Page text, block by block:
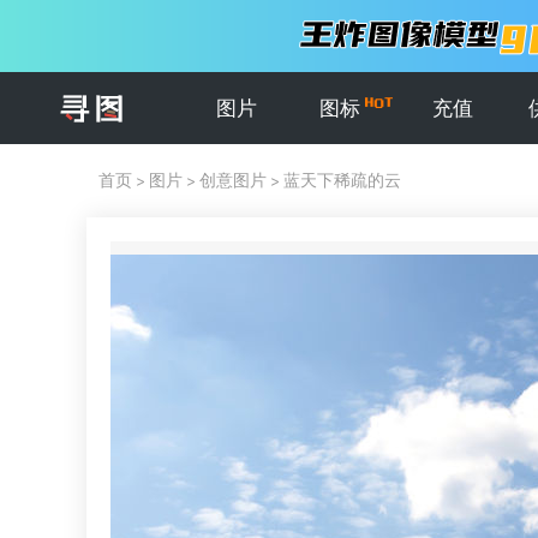
图片 图标 充值
首页 > 图片 > 创意图片 > 蓝天下稀疏的云